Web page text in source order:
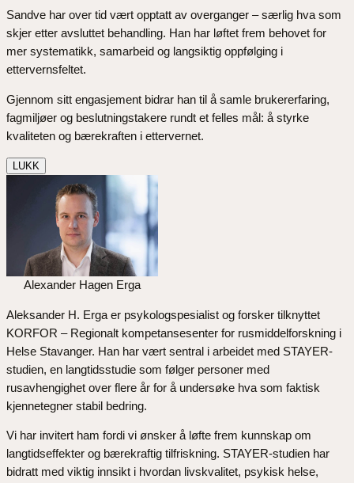
Sandve har over tid vært opptatt av overganger – særlig hva som
skjer etter avsluttet behandling. Han har løftet frem behovet for
mer systematikk, samarbeid og langsiktig oppfølging i
ettervernsfeltet.
Gjennom sitt engasjement bidrar han til å samle brukererfaring,
fagmiljøer og beslutningstakere rundt et felles mål: å styrke
kvaliteten og bærekraften i ettervernet.
LUKK
Alexander Hagen Erga
Aleksander H. Erga er psykologspesialist og forsker tilknyttet
KORFOR – Regionalt kompetansesenter for rusmiddelforskning i
Helse Stavanger. Han har vært sentral i arbeidet med STAYER-
studien, en langtidsstudie som følger personer med
rusavhengighet over flere år for å undersøke hva som faktisk
kjennetegner stabil bedring.
Vi har invitert ham fordi vi ønsker å løfte frem kunnskap om
langtidseffekter og bærekraftig tilfriskning. STAYER-studien har
bidratt med viktig innsikt i hvordan livskvalitet, psykisk helse,